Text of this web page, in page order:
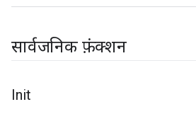
सार्वजनिक फ़ंक्शन
Init